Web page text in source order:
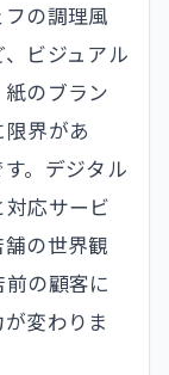
の調理風
ビジュアル
のブラン
界があ
。デジタル
応サービ
の世界観
の顧客に
変わりま